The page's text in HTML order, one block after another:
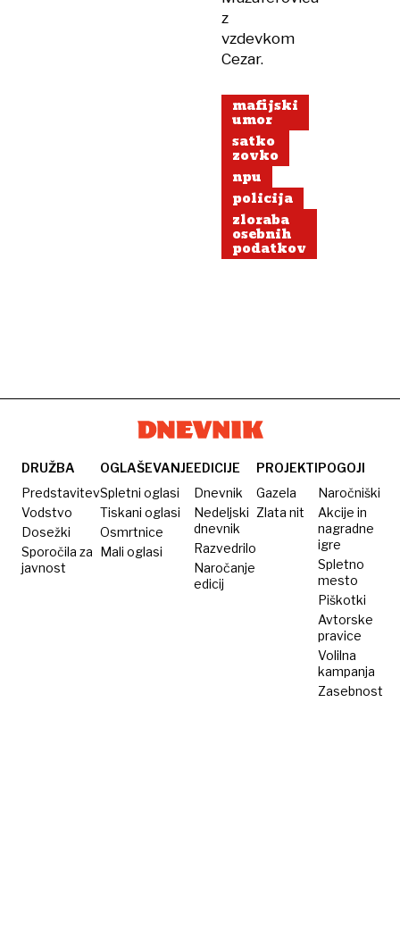
z
vzdevkom
Cezar.
mafijski
umor
satko
zovko
npu
policija
zloraba
osebnih
podatkov
DRUŽBA
Predstavitev
Vodstvo
Dosežki
Sporočila za
javnost
OGLAŠEVANJE
Spletni oglasi
Tiskani oglasi
Osmrtnice
Mali oglasi
EDICIJE
Dnevnik
Nedeljski
dnevnik
Razvedrilo
Naročanje
edicij
PROJEKTI
Gazela
Zlata nit
POGOJI
Naročniški
Akcije in
nagradne
igre
Spletno
mesto
Piškotki
Avtorske
pravice
Volilna
kampanja
Zasebnost